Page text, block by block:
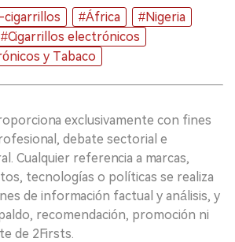
cigarrillos #África
#Nigeria
#Cigarrillos electrónicos
y Tabaco
exclusivamente con fines
debate sectorial e
Cualquier referencia a marcas,
tecnologías o políticas se realiza
de información factual y análisis, y
recomendación, promoción ni
de 2Firsts.